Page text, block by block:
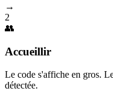
→
2
👥
Accueillir
Le code s'affiche en gros.
détectée.